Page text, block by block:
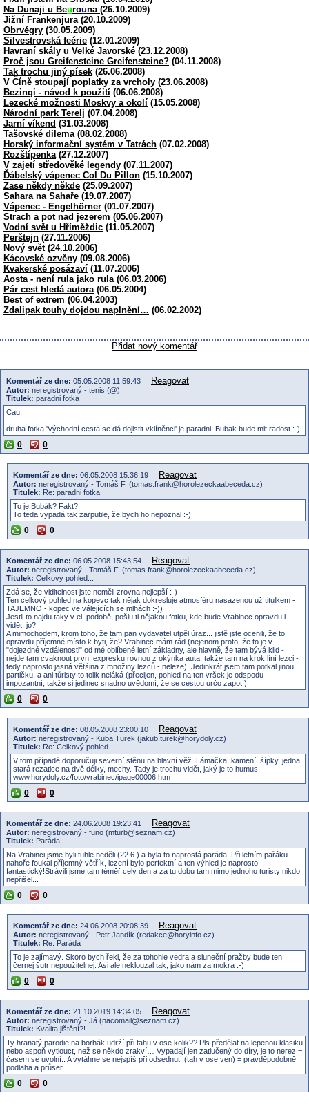
Na Dunaji u Beurouna (26.10.2009)
Jižní Frankenjura(20.10.2009)
Obrvégry (30.05.2009)
Silvestrovská feérie (12.01.2009)
Havraní skály u Velké Javorské (23.12.2008)
Proč jsou Greifensteine Greifensteine? (04.11.2008)
Tak trochu jiný písek (26.06.2008)
V Číně stoupají poplatky za vrcholy (23.06.2008)
Bezingi - návod k použití (06.06.2008)
Lezecké možnosti Moskvy a okolí (15.05.2008)
Národní park Terelj (07.04.2008)
Jarní víkend (31.03.2008)
Tašovské dilema(08.02.2008)
Horský informační systém v Tatrách (07.02.2008)
Rozštípenka(27.12.2007)
V zajetí středověké legendy (07.11.2007)
Ďábelský vápenec Col Du Pillon (15.10.2007)
Zase někdy někde (25.09.2007)
Sahara na Sahaře (19.07.2007)
Vápenec - Engelhörner (01.07.2007)
Strach a pot nad jezerem (05.06.2007)
Vodní svět u Hříměždic (11.05.2007)
Perštejn (27.11.2006)
Nový svět(24.10.2006)
Kácovské ozvěny (09.08.2006)
Kvakerské posázaví (11.07.2006)
Aosta - není rula jako rula(06.03.2006)
Pár cest hledá autora(06.05.2004)
Best of extrem (06.04.2003)
Zdalipak touhy dojdou naplnění… (06.02.2002)
Přidat nový komentář
Komentář ze dne: 05.05.2008 11:59:43 Reagovat
Autor: neregistrovaný - tenis (@)
Titulek: paradni fotka
Cau,
druha fotka 'Východní cesta se dá dojistit vklíněnci' je paradni. Bubak bude mit radost :-)
0 0
Komentář ze dne: 06.05.2008 15:36:19 Reagovat
Autor: neregistrovaný - Tomáš F. (tomas.frank@horolezeckaabeceda.cz)
Titulek: Re: paradni fotka
To je Bubák? Fakt?
To teda vypadá tak zarputile, že bych ho nepoznal :-)
0 0
Komentář ze dne: 06.05.2008 15:43:54 Reagovat
Autor: neregistrovaný - Tomáš F. (tomas.frank@horolezeckaabeceda.cz)
Titulek: Celkový pohled...
Zdá se, že viditelnost jste neměli zrovna nejlepší :-)
Ten celkový pohled na kopevc tak nějak dokresluje atmosféru nasazenou už titulkem -
TAJEMNO - kopec ve válejících se mlhách :-))
Jestli to najdu taky v el. podobě, pošlu ti nějakou fotku, kde bude Vrabinec opravdu i
vidět, jo?
A mimochodem, krom toho, že tam pan vydavatel utpěl úraz... jistě jste ocenili, že to
opravdu příjemné místo k byti, že? Vrabinec mám rád (nejenom proto, že to je v
"dojezdné vzdálenosti" od mé oblíbené letní základny, ale hlavně, že tam bývá klid -
nejde tam cvaknout první expresku rovnou z okýnka auta, takže tam na krok líní lezci -
tedy naprosto jasná většina z množiny lezců - neleze). Jedinkrát jsem tam potkal jinou
partičku, a ani tůristy to tolik neláká (přecijen, pohled na ten vršek je odspodu
impozantní, takže si jedinec snadno uvědomí, že se cestou určo zapotí).
0 0
Komentář ze dne: 08.05.2008 23:00:10 Reagovat
Autor: neregistrovaný - Kuba Turek (jakub.turek@horydoly.cz)
Titulek: Re: Celkový pohled...
V tom případě doporučuji severní stěnu na hlavní věž. Lámačka, kamení, šípky, jedna
stará rezatice na dvě délky, mechy. Tady je trochu vidět, jaký je to humus:
www.horydoly.cz/foto/vrabinec/ipage00006.htm
0 0
Komentář ze dne: 24.06.2008 19:23:41 Reagovat
Autor: neregistrovaný - funo (mturb@seznam.cz)
Titulek: Paráda
Na Vrabinci jsme byli tuhle neděli (22.6.) a byla to naprostá paráda..Při letním pařáku
nahoře foukal příjemný větřík, lezení bylo perfektní a ten výhled je naprosto
fantastický!Strávili jsme tam téměř celý den a za tu dobu tam mimo jednoho turisty nikdo
nepřišel...
0 0
Komentář ze dne: 24.06.2008 20:08:39 Reagovat
Autor: neregistrovaný - Petr Jandík (redakce@horyinfo.cz)
Titulek: Re: Paráda
To je zajímavý. Skoro bych řekl, že za tohohle vedra a sluneční pražby bude ten
černej šutr nepoužitelnej. Asi ale neklouzal tak, jako nám za mokra :-)
0 0
Komentář ze dne: 21.10.2019 14:34:05 Reagovat
Autor: neregistrovaný - Já (nacomail@seznam.cz)
Titulek: Kvalita jištění?!
Ty hranatý parodie na borhák udrží při tahu v ose kolik?? Pls předělat na lepenou klasiku
nebo aspoň vytlouct, než se někdo zrakví… Vypadají jen zatlučený do díry, je to nerez =
časem se uvolní.. A vytáhne se nejspíš při odsednutí (tah v ose ven) = pravděpodobně
podlaha a průser...
0 0